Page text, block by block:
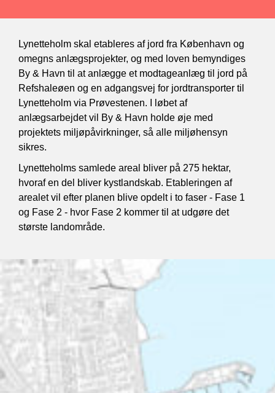
Lynetteholm skal etableres af jord fra København og
omegns anlægsprojekter, og med loven bemyndiges
By & Havn til at anlægge et modtageanlæg til jord på
Refshaleøen og en adgangsvej for jordtransporter til
Lynetteholm via Prøvestenen. I løbet af
anlægsarbejdet vil By & Havn holde øje med
projektets miljøpåvirkninger, så alle miljøhensyn
sikres.
Lynetteholms samlede areal bliver på 275 hektar,
hvoraf en del bliver kystlandskab. Etableringen af
arealet vil efter planen blive opdelt i to faser - Fase 1
og Fase 2 - hvor Fase 2 kommer til at udgøre det
største landområde.